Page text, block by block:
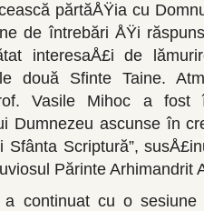
părtăÅŸia cu
de întrebări ÅŸi
interesaÅ£i de
două Sfinte Taine.
Vasile Mihoc a
Dumnezeu ascunse în
Sfânta Scriptură”,
Părinte Arhimandrit
a continuat cu o